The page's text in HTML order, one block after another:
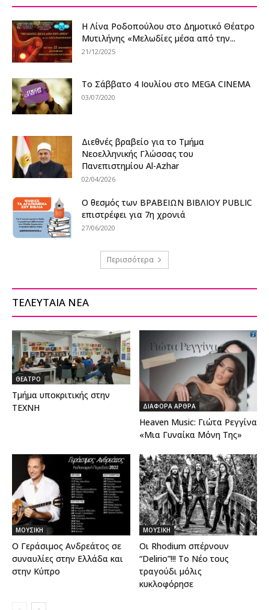
Η Λίνα Ροδοπούλου στο Δημοτικό Θέατρο
Μυτιλήνης «Μελωδίες μέσα από την...
21/12/2025
Το Σάββατο 4 Ιουλίου στο MEGA CINEMA
03/07/2020
Διεθνές βραβείο για το Τμήμα
Νεοελληνικής Γλώσσας του
Πανεπιστημίου Al-Azhar
02/04/2026
Ο θεσμός των ΒΡΑΒΕΙΩΝ ΒΙΒΛΙΟΥ PUBLIC
επιστρέφει για 7η χρονιά
27/06/2020
Περισσότερα
ΤΕΛΕΥΤΑΙΑ ΝΕΑ
ΘΕΑΤΡΟ
Τμήμα υποκριτικής στην
ΤΕΧΝΗ
ΔΙΑΦΟΡΑ ΑΡΘΡΑ
Ηeaven Music: Γιώτα Ρεγγίνα
«Μια Γυναίκα Μόνη Της»
ΜΟΥΣΙΚΗ
Ο Γεράσιμος Ανδρεάτος σε
συναυλίες στην Ελλάδα και
στην Κύπρο
ΜΟΥΣΙΚΗ
Οι Rhodium σπέρνουν
“Delirio”!!! Το Νέο τους
τραγούδι μόλις
κυκλοφόρησε